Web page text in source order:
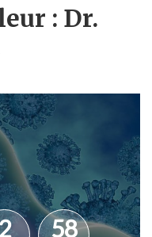
: Dr.
2 58